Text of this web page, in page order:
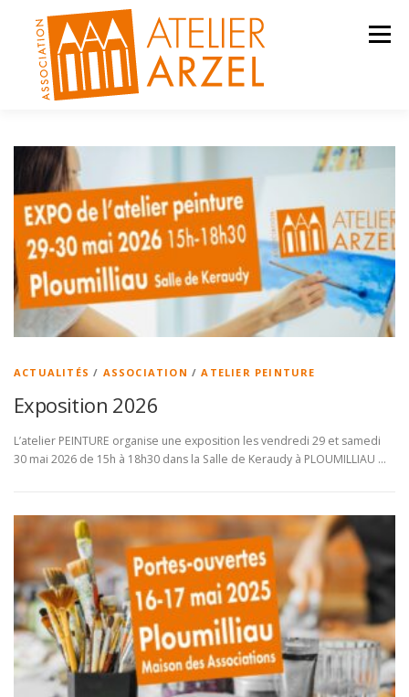
contenu
Menu
ACTIVITÉS ACTUALITÉS CONTACT
ACTUALITÉS / ASSOCIATION /ATELIER PEINTURE
Exposition 2026
L’atelier PEINTURE organise une exposition les vendredi 29 et samedi
30 mai 2026 de 15h à 18h30 dans la Salle de Keraudy à PLOUMILLIAU …